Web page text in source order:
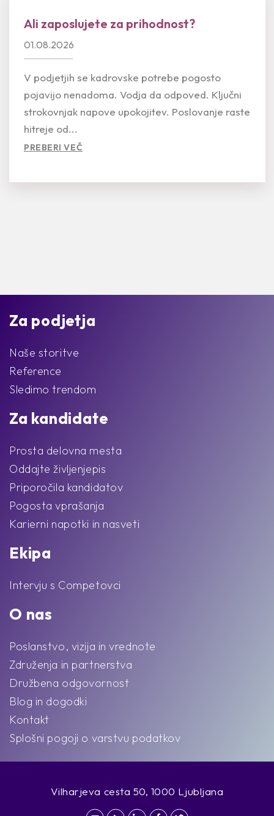
Ali zaposlujete za prihodnost?
01.08.2026
V podjetjih se kadrovske potrebe pogosto
pojavijo nenadoma. Vodja da odpoved. Ključni
strokovnjak napove upokojitev. Poslovanje raste
hitreje od...
PREBERI VEČ
Za podjetja
Naše storitve
Reference
Sledimo trendom
Za kandidate
Prosta delovna mesta
Oddajte življenjepis
Priporočila kandidatov
Pogosta vprašanja
Karierni napotki in nasveti
Ekipa
Intervju s Competovci
O nas
Poslanstvo, vizija in vrednote
Združenja in partnerstva
Družbena odgovornost
Blog in dogodki
Kontakt
Splošni pogoji o varstvu podatkov
Vilharjeva cesta 50, 1000 Ljubljana